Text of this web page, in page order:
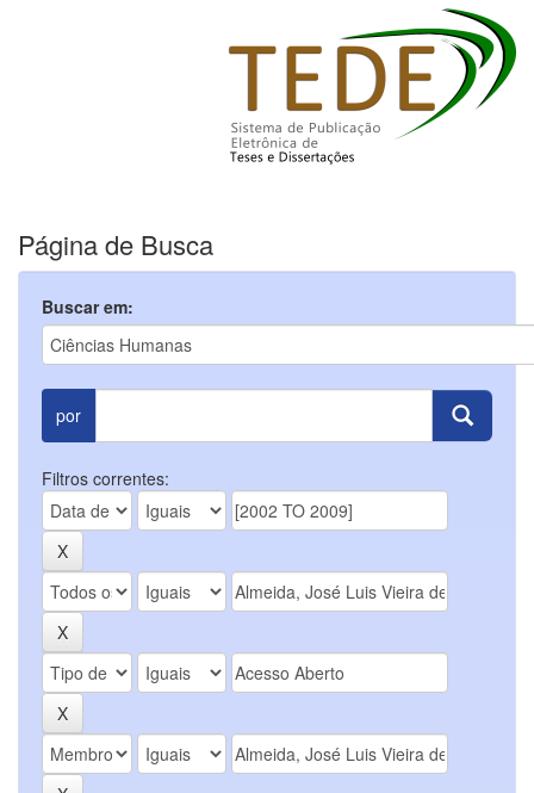
Página de Busca
Buscar em:
por
Filtros correntes: